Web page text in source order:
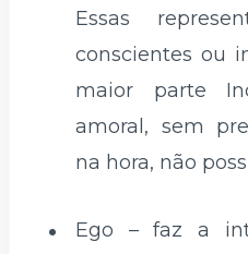
Essas
conscientes ou
maior parte
amoral, sem
na hora, não
Ego – faz a